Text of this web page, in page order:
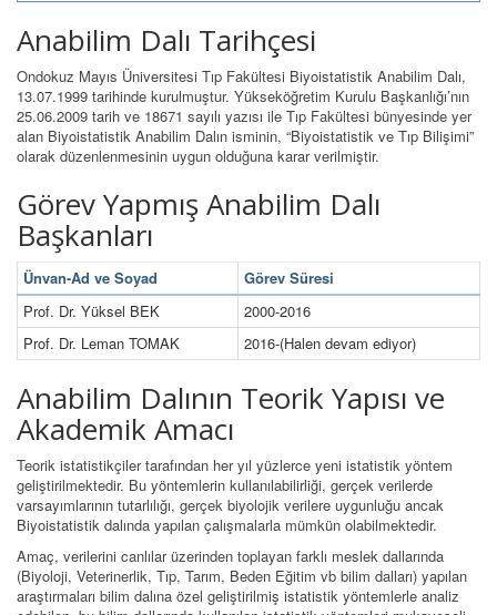
Anabilim Dalı Tarihçesi
Ondokuz Mayıs Üniversitesi Tıp Fakültesi Biyoistatistik Anabilim Dalı,
13.07.1999 tarihinde kurulmuştur. Yükseköğretim Kurulu Başkanlığı’nın
25.06.2009 tarih ve 18671 sayılı yazısı ile Tıp Fakültesi bünyesinde yer
alan Biyoistatistik Anabilim Dalın isminin, “Biyoistatistik ve Tıp Bilişimi”
olarak düzenlenmesinin uygun olduğuna karar verilmiştir.
Görev Yapmış Anabilim Dalı
Başkanları
Ünvan-Ad ve Soyad
Görev Süresi
Prof. Dr. Yüksel BEK
2000-2016
Prof. Dr. Leman TOMAK
2016-(Halen devam ediyor)
Anabilim Dalının Teorik Yapısı ve
Akademik Amacı
Teorik istatistikçiler tarafından her yıl yüzlerce yeni istatistik yöntem
geliştirilmektedir. Bu yöntemlerin kullanılabilirliği, gerçek verilerde
varsayımlarının tutarlılığı, gerçek biyolojik verilere uygunluğu ancak
Biyoistatistik dalında yapılan çalışmalarla mümkün olabilmektedir.
Amaç, verilerini canlılar üzerinden toplayan farklı meslek dallarında
(Biyoloji, Veterinerlik, Tıp, Tarım, Beden Eğitim vb bilim dalları) yapılan
araştırmaları bilim dalına özel geliştirilmiş istatistik yöntemlerle analiz